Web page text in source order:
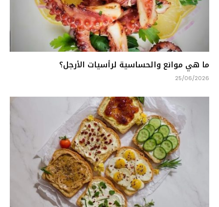
ما هي موانع والحساسية لرأسيات الأرجل؟
25/06/2026